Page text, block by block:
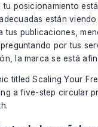
tu posicionamiento
están
tus publicaciones,
por tus
la marca se está